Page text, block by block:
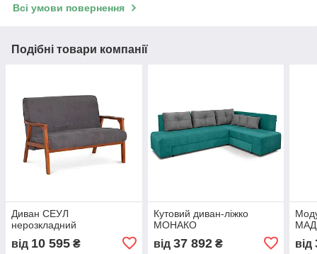
Всі умови повернення
Подібні товари компанії
Диван СЕУЛ
нерозкладний
від 10 595 ₴
Кутовий диван-ліжко
МОНАКО
від 37 892₴ від